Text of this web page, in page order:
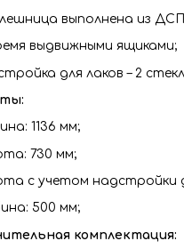
выполнена из
выдвижными ящиками;
для лаков – 2
1136 мм;
730 мм;
с учетом надстройки
500 мм;
комплектация: